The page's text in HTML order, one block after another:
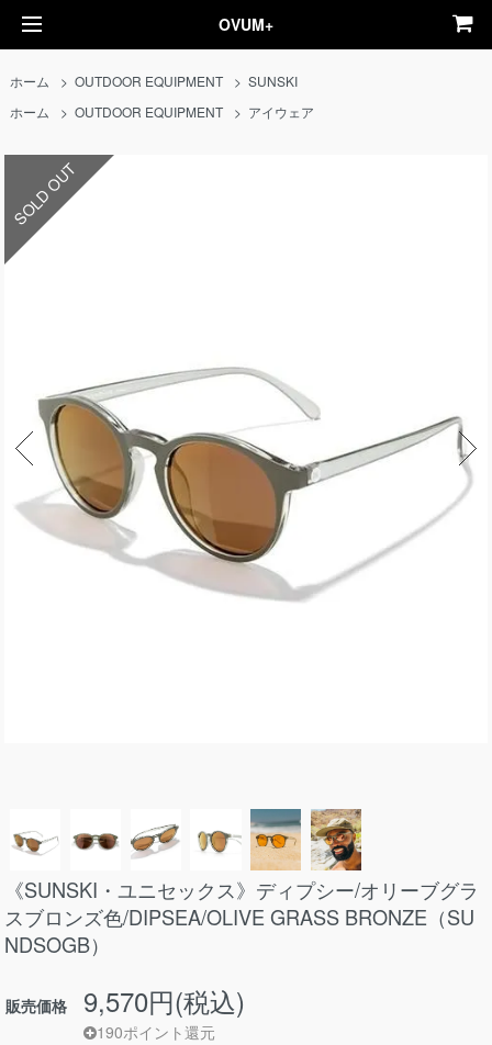
OVUM+
ホーム >OUTDOOR EQUIPMENT >SUNSKI
ホーム
>OUTDOOR EQUIPMENT > アイウェア
SOLD OUT
《SUNSKI・ユニセックス》ディプシー/オリーブグラ
スブロンズ色/DIPSEA/OLIVE GRASS BRONZE（SU
NDSOGB）
販売価格 9,570円(税込)
190ポイント還元